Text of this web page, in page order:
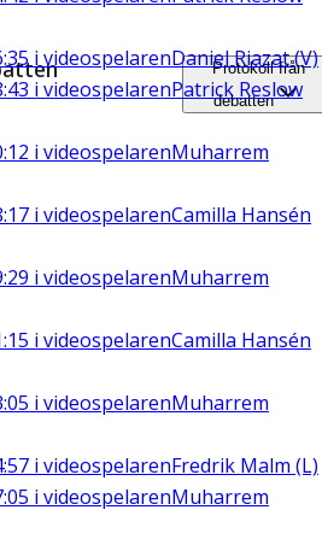
i videospelarenDaniel Riazat (V)
i videospelarenPatrick Reslow
i videospelarenMuharrem
i videospelarenCamilla Hansén
i videospelarenMuharrem
i videospelarenCamilla Hansén
i videospelarenMuharrem
i videospelarenFredrik Malm (L)
i videospelarenMuharrem
Protokoll från
debatten